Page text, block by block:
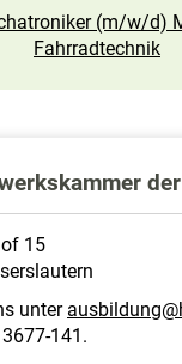
(m/w/d)
Fahrradtechnik
15
unter
141.